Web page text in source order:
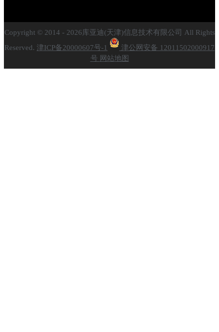
Copyright © 2014 - 2026库亚迪(天津)信息技术有限公司 All Rights
Reserved. 津ICP备20000607号-1
津公网安备 12011502000917
号 网站地图